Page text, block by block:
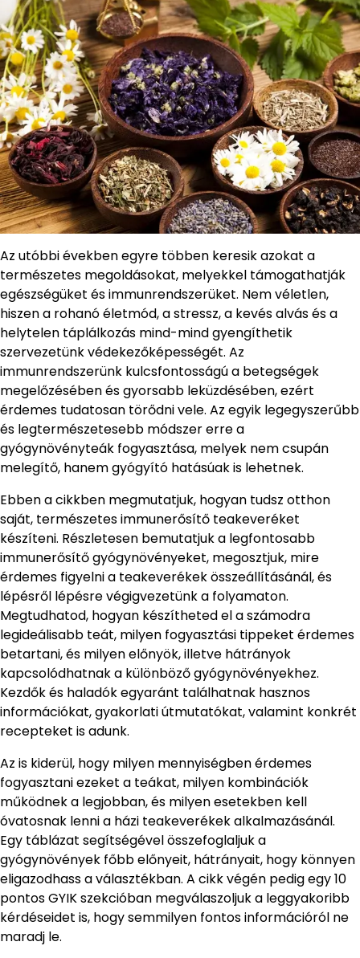
Az utóbbi években egyre többen keresik azokat a
természetes megoldásokat, melyekkel támogathatják
egészségüket és immunrendszerüket. Nem véletlen,
hiszen a rohanó életmód, a stressz, a kevés alvás és a
helytelen táplálkozás mind-mind gyengíthetik
szervezetünk védekezőképességét. Az
immunrendszerünk kulcsfontosságú a betegségek
megelőzésében és gyorsabb leküzdésében, ezért
érdemes tudatosan törődni vele. Az egyik legegyszerűbb
és legtermészetesebb módszer erre a
gyógynövényteák fogyasztása, melyek nem csupán
melegítő, hanem gyógyító hatásúak is lehetnek.
Ebben a cikkben megmutatjuk, hogyan tudsz otthon
saját, természetes immunerősítő teakeveréket
készíteni. Részletesen bemutatjuk a legfontosabb
immunerősítő gyógynövényeket, megosztjuk, mire
érdemes figyelni a teakeverékek összeállításánál, és
lépésről lépésre végigvezetünk a folyamaton.
Megtudhatod, hogyan készítheted el a számodra
legideálisabb teát, milyen fogyasztási tippeket érdemes
betartani, és milyen előnyök, illetve hátrányok
kapcsolódhatnak a különböző gyógynövényekhez.
Kezdők és haladók egyaránt találhatnak hasznos
információkat, gyakorlati útmutatókat, valamint konkrét
recepteket is adunk.
Az is kiderül, hogy milyen mennyiségben érdemes
fogyasztani ezeket a teákat, milyen kombinációk
működnek a legjobban, és milyen esetekben kell
óvatosnak lenni a házi teakeverékek alkalmazásánál.
Egy táblázat segítségével összefoglaljuk a
gyógynövények főbb előnyeit, hátrányait, hogy könnyen
eligazodhass a választékban. A cikk végén pedig egy 10
pontos GYIK szekcióban megválaszoljuk a leggyakoribb
kérdéseidet is, hogy semmilyen fontos információról ne
maradj le.